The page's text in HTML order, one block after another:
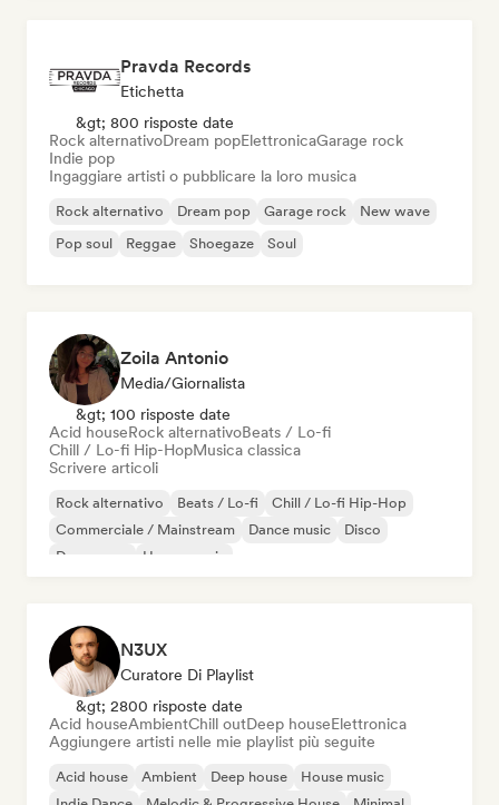
Pravda Records
Etichetta
&gt; 800 risposte date
Rock alternativoDream popElettronicaGarage rock
Indie pop
Ingaggiare artisti o pubblicare la loro musica
Rock alternativo Dream pop Garage rock
New wave
Pop soul
Reggae Shoegaze Soul
Zoila Antonio
Media/Giornalista
&gt; 100 risposte date
Acid houseRock alternativoBeats / Lo-fi
Chill / Lo-fi Hip-HopMusica classica
Scrivere articoli
Rock alternativo Beats / Lo-fi
Chill / Lo-fi Hip-Hop
Commerciale / Mainstream
Dance music
Disco
Dream pop
House music
N3UX
Curatore Di Playlist
&gt; 2800 risposte date
Acid houseAmbientChill outDeep houseElettronica
Aggiungere artisti nelle mie playlist più seguite
Acid house Ambient Deep house
House music